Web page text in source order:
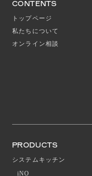
CONTENTS
トップページ
私たちについて
オンライン相談
PRODUCTS
システムキッチン
iNO